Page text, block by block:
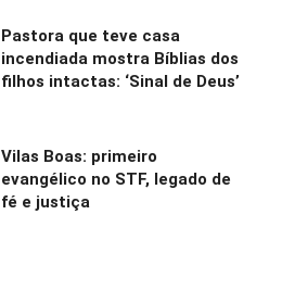
Pastora que teve casa
incendiada mostra Bíblias dos
filhos intactas: ‘Sinal de Deus’
Vilas Boas: primeiro
evangélico no STF, legado de
fé e justiça